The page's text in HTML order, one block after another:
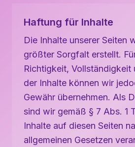
Haftung für Inhalte
Die Inhalte unserer Seiten
größter Sorgfalt erstellt.
Richtigkeit, Vollständigkeit
der Inhalte können wir
Gewähr übernehmen. Als
sind wir gemäß § 7 Abs. 1
Inhalte auf diesen Seiten
allgemeinen Gesetzen